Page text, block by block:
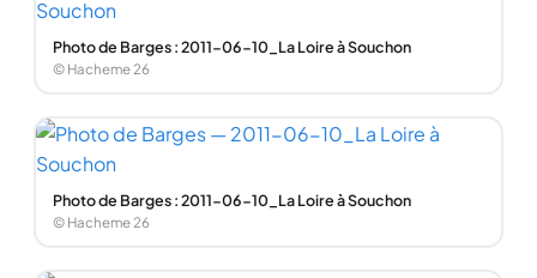
Photo de Barges : 2011-06-10_La Loire à Souchon
© Hacheme 26
Photo de Barges : 2011-06-10_La Loire à Souchon
© Hacheme 26